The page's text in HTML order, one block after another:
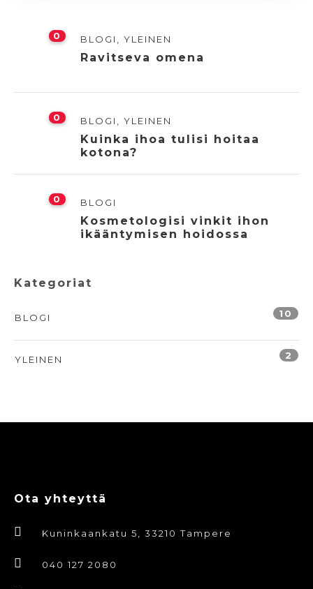
0 BLOGI YLEINEN
Ravitseva omena
0 BLOGI YLEINEN
Kuinka ihoa tulisi hoitaa
kotona?
0 BLOGI
Kosmetologisi vinkit ihon
ikääntymisen hoidossa
Kategoriat
BLOGI 10
YLEINEN 2
Ota yhteyttä
Kuninkaankatu 5, 33210 Tampere
040 127 2080